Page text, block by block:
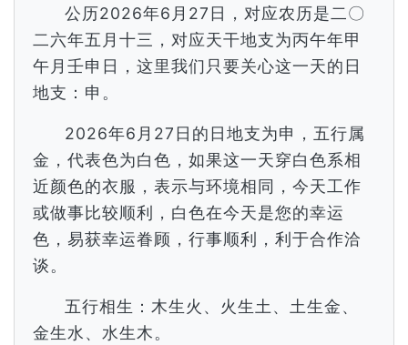
公历2026年6月27日，对应农历是二〇
二六年五月十三，对应天干地支为丙午年甲
午月壬申日，这里我们只要关心这一天的日
地支：申。
2026年6月27日的日地支为申，五行属
金，代表色为白色，如果这一天穿白色系相
近颜色的衣服，表示与环境相同，今天工作
或做事比较顺利，白色在今天是您的幸运
色，易获幸运眷顾，行事顺利，利于合作洽
谈。
五行相生：木生火、火生土、土生金、
金生水、水生木。